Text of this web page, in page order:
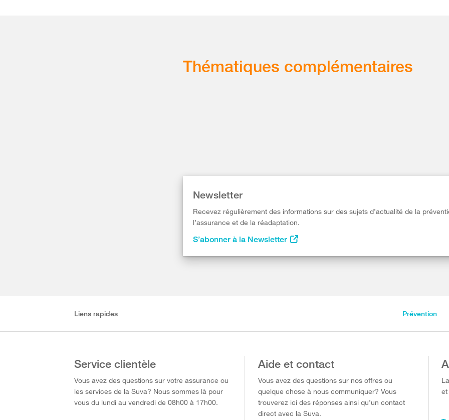
Thématiques complémentaires
Newsletter
Recevez régulièrement des informations sur des sujets d’actualité de la
l’assurance et de la réadaptation.
S’abonner à la Newsletter
Liens rapides Prévention
Service clientèle
Vous avez des questions sur votre assurance ou
les services de la Suva? Nous sommes là pour
vous du lundi au vendredi de 08h00 à 17h00.
Aide et contact
Vous avez des questions sur nos offres ou
quelque chose à nous communiquer? Vous
trouverez ici des réponses ainsi qu’un contact
direct avec la Suva.
et